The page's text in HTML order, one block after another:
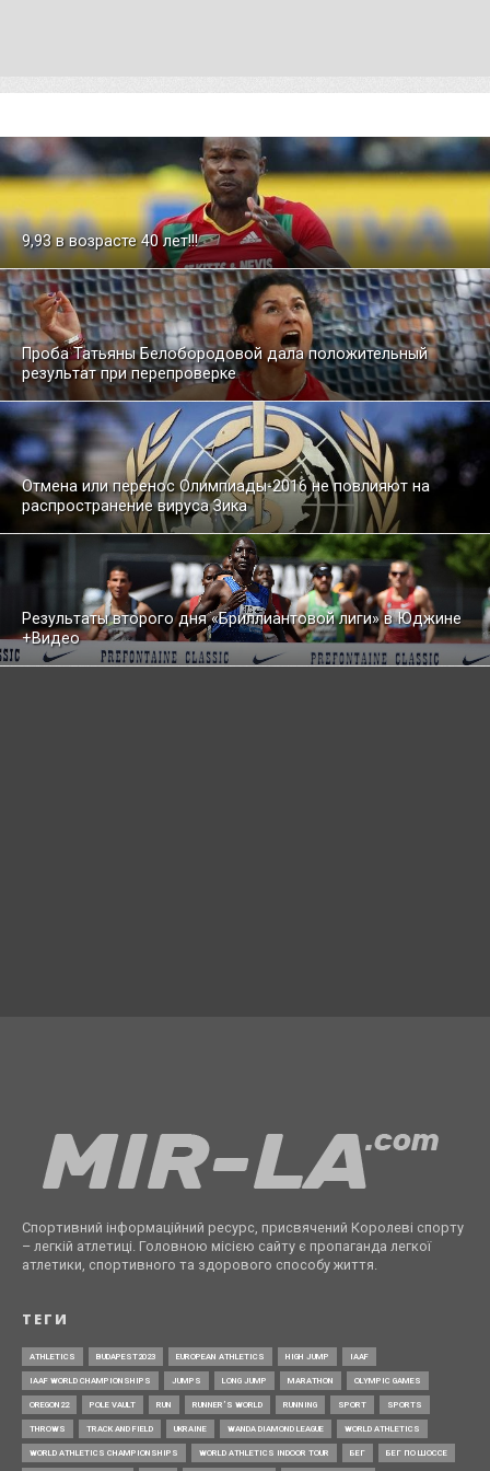
9,93 в возрасте 40 лет!!!
Проба Татьяны Белобородовой дала положительный
результат при перепроверке
Отмена или перенос Олимпиады-2016 не повлияют на
распространение вируса Зика
Результаты второго дня «Бриллиантовой лиги» в Юджине
+Видео
Спортивний інформаційний ресурс, присвячений Королеві спорту
– легкій атлетиці. Головною місією сайту є пропаганда легкої
атлетики, спортивного та здорового способу життя.
ТЕГИ
ATHLETICS BUDAPEST2023 EUROPEAN ATHLETICS HIGH JUMP IAAF
IAAF WORLD CHAMPIONSHIPS JUMPS LONG JUMP MARATHON OLYMPIC GAMES
OREGON22 POLE VAULT RUN RUNNER’S WORLD RUNNING SPORT SPORTS
THROWS TRACK AND FIELD UKRAINE WANDA DIAMOND LEAGUE WORLD ATHLETICS
WORLD ATHLETICS CHAMPIONSHIPS WORLD ATHLETICS INDOOR TOUR БЕГ БЕГ ПО ШОССЕ